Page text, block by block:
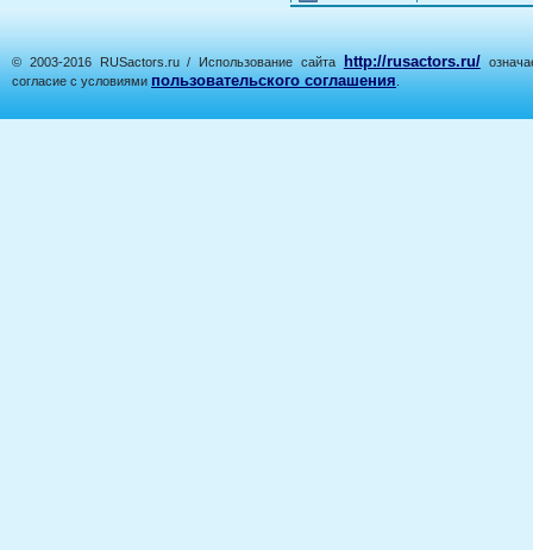
© 2003-2016 RUSactors.ru / Использование сайта http://rusactors.ru/
согласие с условиями пользовательского соглашения